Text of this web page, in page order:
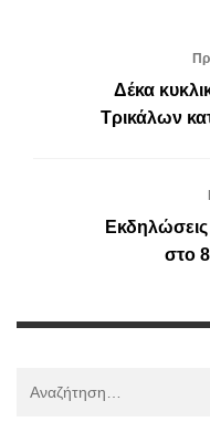
Δέκα
Τρικάλων
στο